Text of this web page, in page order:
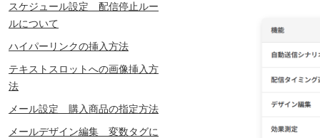
スケジュール設定 配信停止ルー
ルについて
ハイパーリンクの挿入方法
テキストスロットへの画像挿入方
法
メール設定 購入商品の指定方法
メールデザイン編集 変数タグに